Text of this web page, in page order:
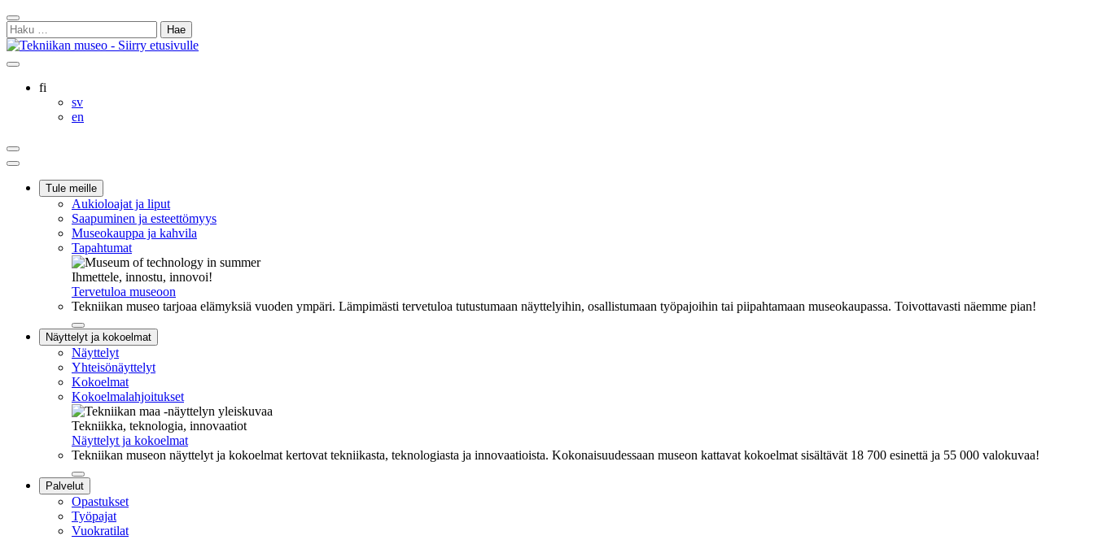
Siirry
sisältöön
Sulje
hakukenttä
Haku:
Ostoskorisi
Oma
Hae
sivultafi
svSvenska
en
Ostoskorisi
Oma
tiliHae
Päävalikko
Tule meille
Aukioloajat ja liput
Saapuminen ja esteettömyys
Museokauppa ja kahvila
Tapahtumat
Ihmettele, innostu, innovoi!
Tervetuloa museoon
Tekniikan museo tarjoaa elämyksiä vuoden ympäri. Lämpimästi tervetuloa tutustumaan näyttelyihin, osallistumaan työpajoihin tai piipahtamaan museokaupassa. Toivottavasti näemme pian!
Sulje
alavalikko
Näyttelyt ja kokoelmat
Näyttelyt
Yhteisönäyttelyt
Kokoelmat
Kokoelmalahjoitukset
Tekniikka, teknologia, innovaatiot
Näyttelyt ja kokoelmat
Tekniikan museon näyttelyt ja kokoelmat kertovat tekniikasta, teknologiasta ja innovaatioista. Kokonaisuudessaan museon kattavat kokoelmat sisältävät 18 700 esinettä ja 55 000 valokuvaa!
Sulje
alavalikko
Palvelut
Opastukset
Työpajat
Vuokratilat